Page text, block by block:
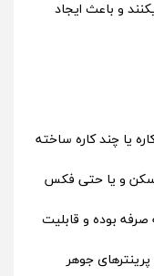
و باعث ایجاد
یا چند کاره ساخته
و یا حتی فکس
بوده و قابلیت
جوهر